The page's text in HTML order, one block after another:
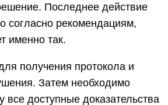
Последнее действие
согласно рекомендациям,
именно так.
получения протокола и
Затем необходимо
все доступные доказательства